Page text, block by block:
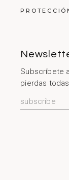
Subscríbete
pierdas